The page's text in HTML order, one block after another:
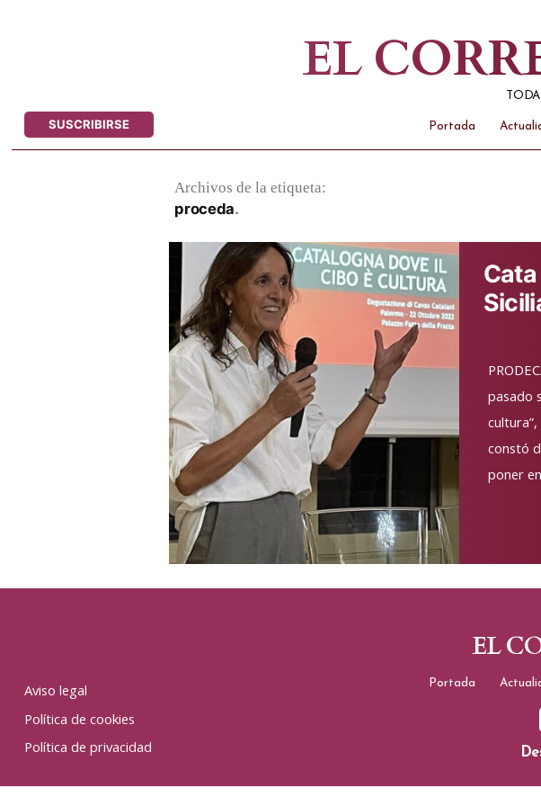
EL
SUSCRIBIRSE Portada
Archivos de la etiqueta:
proceda
pasado
constó
poner
Aviso legal
Política de cookies
Política de privacidad
EL
Portada